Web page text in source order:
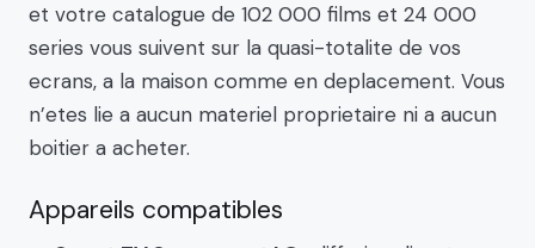
et votre catalogue de 102 000 films et 24 000
series vous suivent sur la quasi-totalite de vos
ecrans, a la maison comme en deplacement. Vous
n’etes lie a aucun materiel proprietaire ni a aucun
boitier a acheter.
Appareils compatibles